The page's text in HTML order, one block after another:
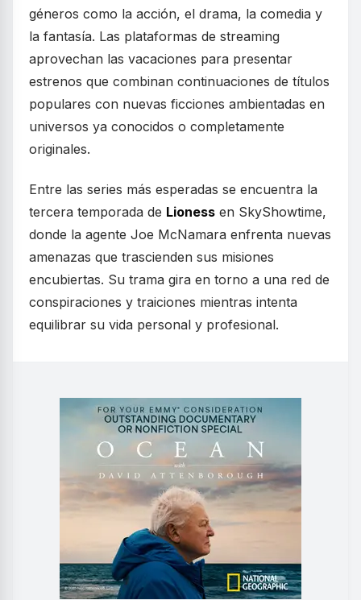
géneros como la acción, el drama, la comedia y
la fantasía. Las plataformas de streaming
aprovechan las vacaciones para presentar
estrenos que combinan continuaciones de títulos
populares con nuevas ficciones ambientadas en
universos ya conocidos o completamente
originales.
Entre las series más esperadas se encuentra la
tercera temporada de Lioness en SkyShowtime,
donde la agente Joe McNamara enfrenta nuevas
amenazas que trascienden sus misiones
encubiertas. Su trama gira en torno a una red de
conspiraciones y traiciones mientras intenta
equilibrar su vida personal y profesional.